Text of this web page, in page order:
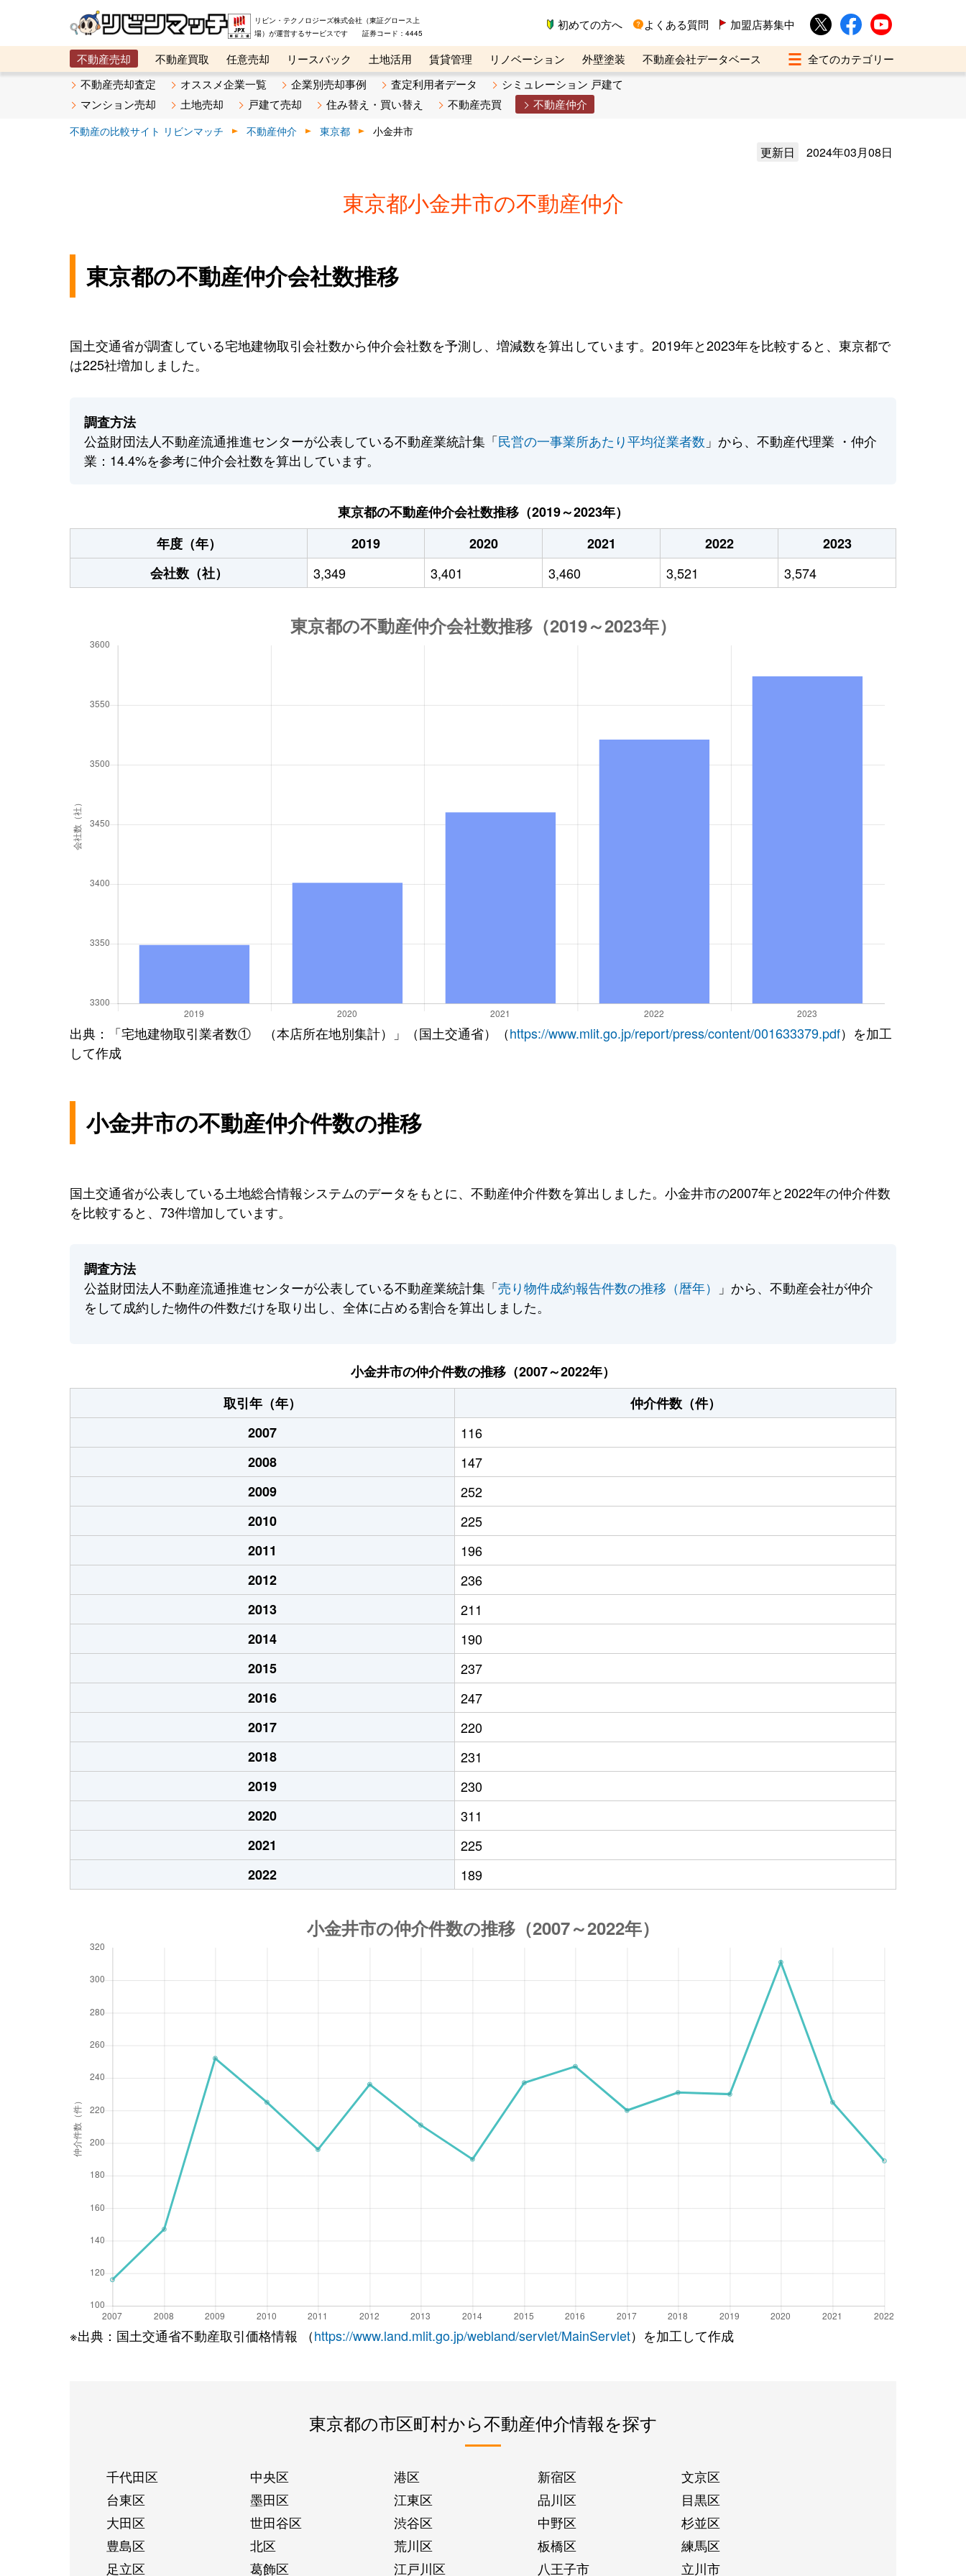
リビン・テクノロジーズ株式会社（東証グロース上
場）が運営するサービスです 証券コード：4445
初めての方へ よくある質問 加盟店募集中
不動産売却 不動産買取 任意売却 リースバック 土地活用 賃貸管理 リノベーション 外壁塗装
不動産会社データベース
メタ住宅展示場
ベスト不動産カンパニー オンライン講座 リビンマガジンBiz 不動産売却ご相談デスク
不動産売却査定 オススメ企業一覧 企業別売却事例 査定利用者データ
シミュレーション 戸建て
マンション売却
土地売却 戸建て売却 住み替え・買い替え 不動産売買 不動産仲介
不動産の比較サイト リビンマッチ 不動産仲介 東京都 小金井市
更新日 2024年03月08日
東京都小金井市の不動産仲介
東京都の不動産仲介会社数推移
国土交通省が調査している宅地建物取引会社数から仲介会社数を予測し、増減数を算出しています。2019年と2023年を比較すると、東京都で
は225社増加しました。
調査方法
公益財団法人不動産流通推進センターが公表している不動産業統計集「民営の一事業所あたり平均従業者数 」から、不動産代理業 ・仲介
業：14.4%を参考に仲介会社数を算出しています。
東京都の不動産仲介会社数推移（2019～2023年）
年度（年）
2019 2020 2021 2022
2023
会社数（社）
3,349 3,401 3,460 3,521 3,574
出典：「宅地建物取引業者数① （本店所在地別集計）」（国土交通省）（https://www.mlit.go.jp/report/press/content/001633379.pdf）を加工
して作成
小金井市の不動産仲介件数の推移
国土交通省が公表している土地総合情報システムのデータをもとに、不動産仲介件数を算出しました。小金井市の2007年と2022年の仲介件数
を比較すると、73件増加しています。
調査方法
公益財団法人不動産流通推進センターが公表している不動産業統計集「売り物件成約報告件数の推移（暦年）
」から、不動産会社が仲介
をして成約した物件の件数だけを取り出し、全体に占める割合を算出しました。
小金井市の仲介件数の推移（2007～2022年）
取引年（年）
仲介件数（件）
2007
116
2008
147
2009
252
2010
225
2011
196
2012
236
2013
211
2014
190
2015
237
2016
247
2017
220
2018
231
2019
230
2020
311
2021
225
2022
189
※出典：国土交通省不動産取引価格情報 （https://www.land.mlit.go.jp/webland/servlet/MainServlet）を加工して作成
東京都の市区町村から不動産仲介情報を探す
千代田区 中央区 港区 新宿区
文京区
台東区
墨田区 江東区 品川区
目黒区
大田区
世田谷区 渋谷区 中野区
杉並区
豊島区
北区 荒川区 板橋区
練馬区
足立区
葛飾区 江戸川区 八王子市 立川市